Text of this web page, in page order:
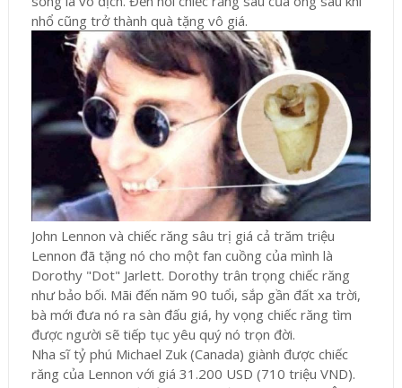
nhổ cũng trở thành quà tặng vô giá.
John Lennon và chiếc răng sâu trị giá cả trăm triệu
Lennon đã tặng nó cho một fan cuồng của mình là
Dorothy "Dot" Jarlett. Dorothy trân trọng chiếc răng
như bảo bối. Mãi đến năm 90 tuổi, sắp gần đất xa trời,
bà mới đưa nó ra sàn đấu giá, hy vọng chiếc răng tìm
được người sẽ tiếp tục yêu quý nó trọn đời.
Nha sĩ tỷ phú Michael Zuk (Canada) giành được chiếc
răng của Lennon với giá 31.200 USD (710 triệu VND).